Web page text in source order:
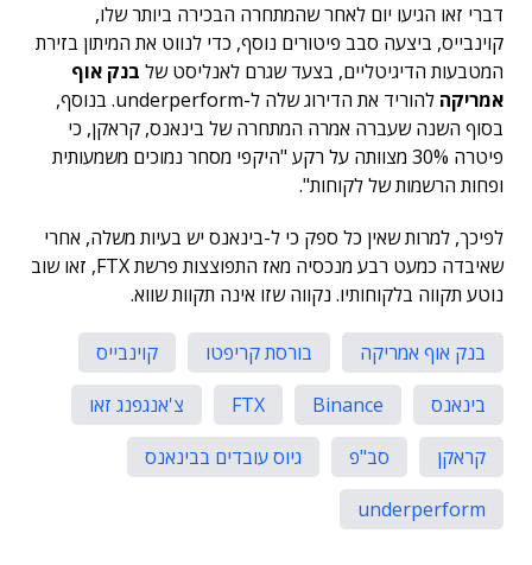
דברי זאו הגיעו יום לאחר שהמתחרה הבכירה ביותר שלו,
קוינבייס, ביצעה סבב פיטורים נוסף, כדי לנווט את המיתון בזירת
המטבעות הדיגיטליים, בצעד שגרם לאנליסט של בנק אוף
אמריקה
להוריד את הדירוג שלה ל-underperform. בנוסף,
בסוף השנה שעברה אמרה המתחרה של בינאנס, קראקן, כי
פיטרה 30% מצוותה על רקע "היקפי מסחר נמוכים משמעותית
ופחות הרשמות של לקוחות".
לפיכך, למרות שאין כל ספק כי ל-בינאנס יש בעיות משלה, אחרי
שאיבדה כמעט רבע מנכסיה מאז התפוצצות פרשת FTX, זאו שוב
נוטע תקווה בלקוחותיו. נקווה שזו אינה תקוות שווא.
בנק אוף אמריקה בורסת קריפטו
קוינבייס
בינאנס
Binance
FTX
צ'אנגפנג זאו
קראקן
סב"פ
גיוס עובדים בבינאנס
underperform